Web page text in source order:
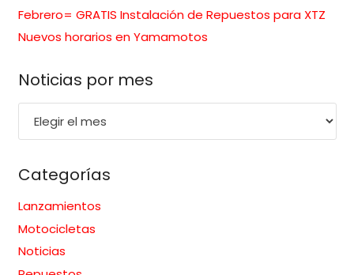
Febrero= GRATIS Instalación de Repuestos para XTZ
Nuevos horarios en Yamamotos
Noticias por mes
Categorías
Lanzamientos
Motocicletas
Noticias